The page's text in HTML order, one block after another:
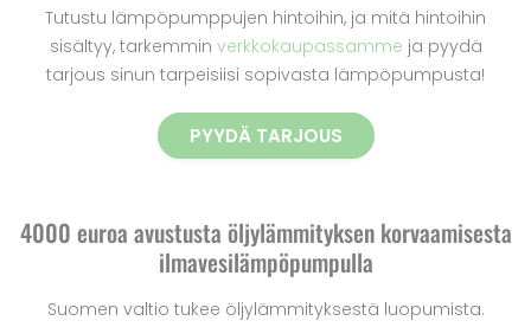
Tutustu lämpöpumppujen hintoihin, ja mitä hintoihin
sisältyy, tarkemmin verkkokaupassamme ja pyydä
tarjous sinun tarpeisiisi sopivasta lämpöpumpusta!
PYYDÄ TARJOUS
4000 euroa avustusta öljylämmityksen korvaamisesta
ilmavesilämpöpumpulla
Suomen valtio tukee öljylämmityksestä luopumista.